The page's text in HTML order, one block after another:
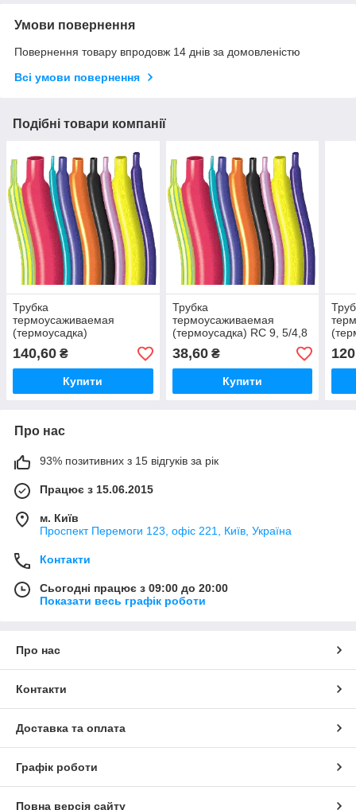
Умови повернення
Повернення товару впродовж 14 днів за домовленістю
Всі умови повернення
Подібні товари компанії
Трубка
термоусаживаемая
(термоусадка)
RС25,4/12,7
140,60 ₴
Купити
Трубка
термоусаживаемая
(термоусадка) RС 9, 5/4,8
38,60₴
Купити
Про нас
93% позитивних з 15 відгуків за рік
Працює з 15.06.2015
м. Київ
Проспект Перемоги 123, офіс 221, Київ, Україна
Контакти
Сьогодні працює з 09:00 до 20:00
Показати весь графік роботи
Про нас
Контакти
Доставка та оплата
Графік роботи
Повна версія сайту